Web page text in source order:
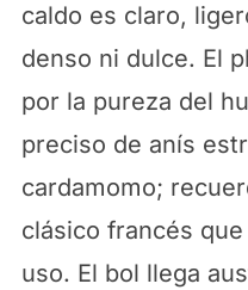
caldo es claro,
denso ni dulce. El
por la pureza del
preciso de anís
cardamomo;
clásico francés
uso. El bol llega